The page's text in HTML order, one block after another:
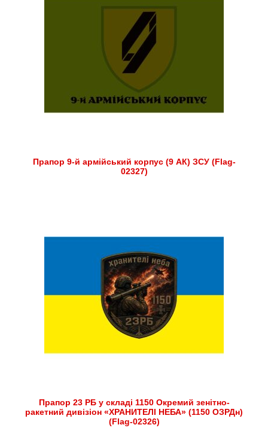
Прапор 9-й армійський корпус (9 АК) ЗСУ (Flag-
02327)
Прапор 23 РБ у складі 1150 Окремий зенітно-
ракетний дивізіон «ХРАНИТЕЛІ НЕБА» (1150 ОЗРДн)
(Flag-02326)